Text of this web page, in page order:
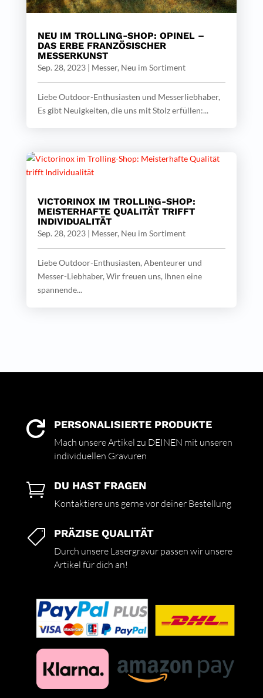
NEU IM TROLLING-SHOP: OPINEL –
DAS ERBE FRANZÖSISCHER
MESSERKUNST
Sep. 28, 2023| Messer, Neu im Sortiment
Liebe Outdoor-Enthusiasten und Messerliebhaber,
Es gibt Neuigkeiten, die uns mit Stolz erfüllen:...
VICTORINOX IM TROLLING-SHOP:
MEISTERHAFTE QUALITÄT TRIFFT
INDIVIDUALITÄT
Sep. 28, 2023| Messer, Neu im Sortiment
Liebe Outdoor-Enthusiasten, Abenteurer und
Messer-Liebhaber, Wir freuen uns, Ihnen eine
spannende...
 PERSONALISIERTE PRODUKTE
Mach unsere Artikel zu DEINEN mit unseren
individuellen Gravuren
 DU HAST FRAGEN
Kontaktiere uns gerne vor deiner Bestellung
 PRÄZISE QUALITÄT
Durch unsere Lasergravur passen wir unsere
Artikel für dich an!